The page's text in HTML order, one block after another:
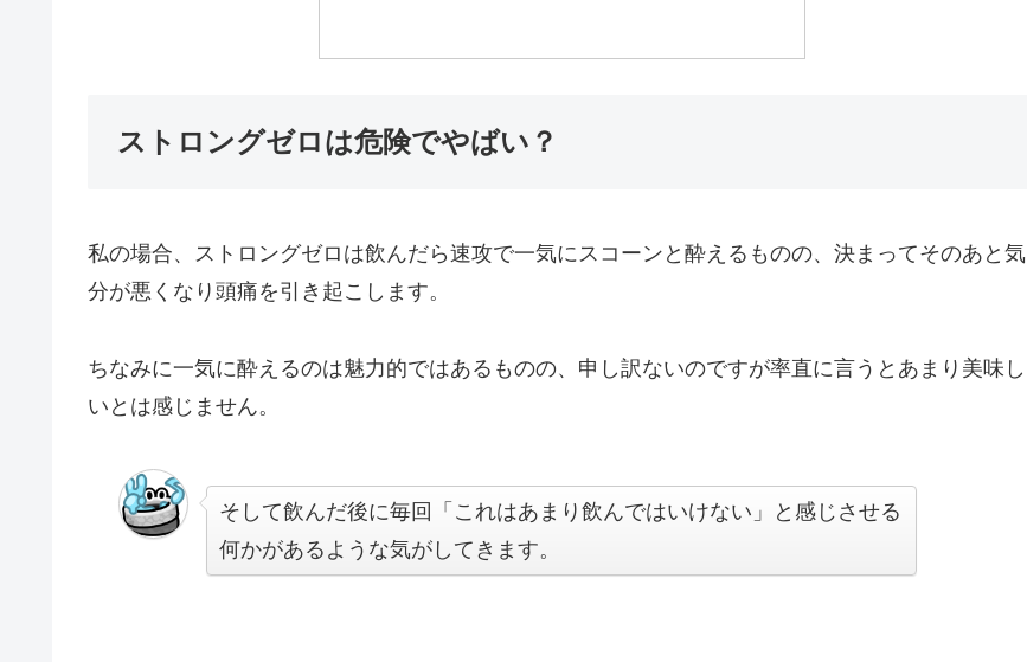
ストロングゼロは危険でやばい？
私の場合、ストロングゼロは飲んだら速攻で一気にスコーンと酔えるものの、決まってそのあと気
分が悪くなり頭痛を引き起こします。
ちなみに一気に酔えるのは魅力的ではあるものの、申し訳ないのですが率直に言うとあまり美味し
いとは感じません。
そして飲んだ後に毎回「これはあまり飲んではいけない」と感じさせる
何かがあるような気がしてきます。